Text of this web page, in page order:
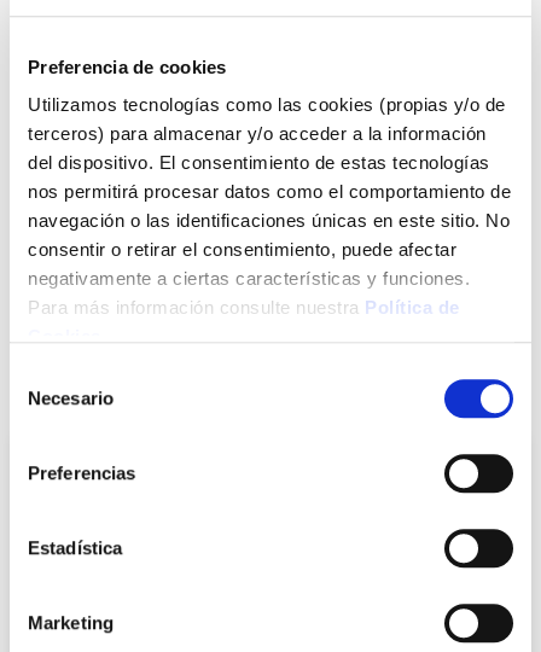
Preferencia de cookies
Utilizamos tecnologías como las cookies (propias y/o de
terceros) para almacenar y/o acceder a la información
del dispositivo. El consentimiento de estas tecnologías
nos permitirá procesar datos como el comportamiento de
navegación o las identificaciones únicas en este sitio. No
consentir o retirar el consentimiento, puede afectar
negativamente a ciertas características y funciones.
Para más información consulte nuestra Política de
Necesario
Preferencias
Estadística
Marketing
Click&Collect - Recogida gratis
en nuestras tiendas
Envío a domicilio:
5 días hábiles
+ INFO
También te puede interesar